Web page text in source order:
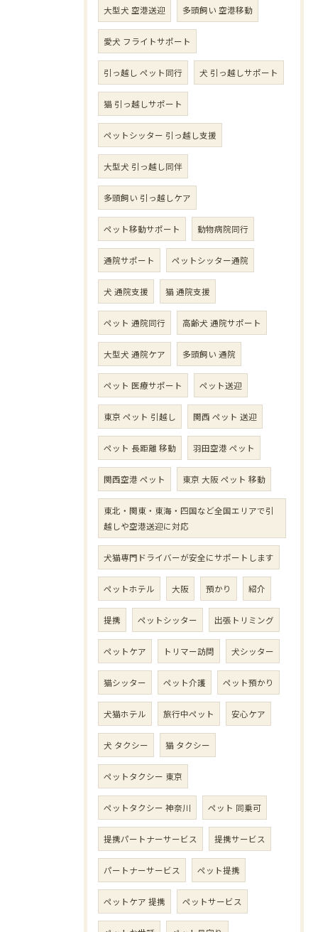
大型犬 空港送迎 多頭飼い 空港移動
愛犬 フライトサポート
引っ越し ペット同行 犬 引っ越しサポート
猫 引っ越しサポート
ペットシッター 引っ越し支援
大型犬 引っ越し同伴
多頭飼い 引っ越しケア
ペット移動サポート 動物病院同行
通院サポート ペットシッター通院
犬 通院支援 猫 通院支援
ペット 通院同行 高齢犬 通院サポート
大型犬 通院ケア 多頭飼い 通院
ペット 医療サポート ペット送迎
東京 ペット 引越し 関西 ペット 送迎
ペット 長距離 移動 羽田空港 ペット
関西空港 ペット 東京 大阪 ペット 移動
東北・関東・東海・四国など全国エリアで引
越しや空港送迎に対応
犬猫専門ドライバーが安全にサポートします
ペットホテル 大阪 預かり 紹介
提携 ペットシッター 出張トリミング
ペットケア トリマー訪問 犬シッター
猫シッター ペット介護 ペット預かり
犬猫ホテル 旅行中ペット 安心ケア
犬 タクシー 猫 タクシー
ペットタクシー 東京
ペットタクシー 神奈川 ペット 同乗可
提携パートナーサービス 提携サービス
パートナーサービス ペット提携
ペットケア 提携 ペットサービス